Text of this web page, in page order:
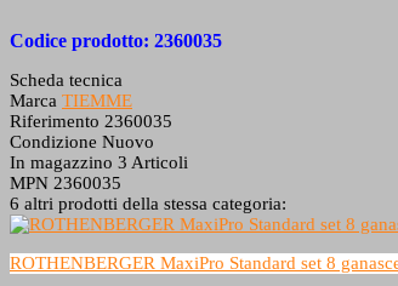
Codice prodotto: 2360035
Scheda tecnica
Marca TIEMME
Riferimento 2360035
Condizione Nuovo
In magazzino 3 Articoli
MPN 2360035
6 altri prodotti della stessa categoria:
ROTHENBERGER MaxiPro Standard set 8